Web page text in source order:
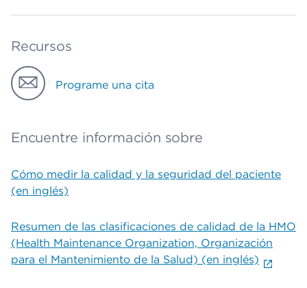
Recursos
Programe una cita
Encuentre información sobre
Cómo medir la calidad y la seguridad del paciente
(en inglés)
Resumen de las clasificaciones de calidad de la HMO
(Health Maintenance Organization, Organización
para el Mantenimiento de la Salud) (en inglés)